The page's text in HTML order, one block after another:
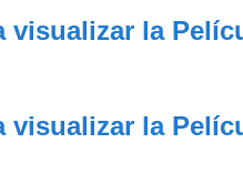
visualizar la
visualizar la